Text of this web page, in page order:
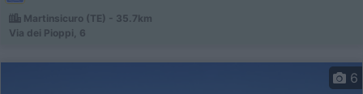
Martinsicuro (TE) - 35.7km
Via dei Pioppi, 6
6